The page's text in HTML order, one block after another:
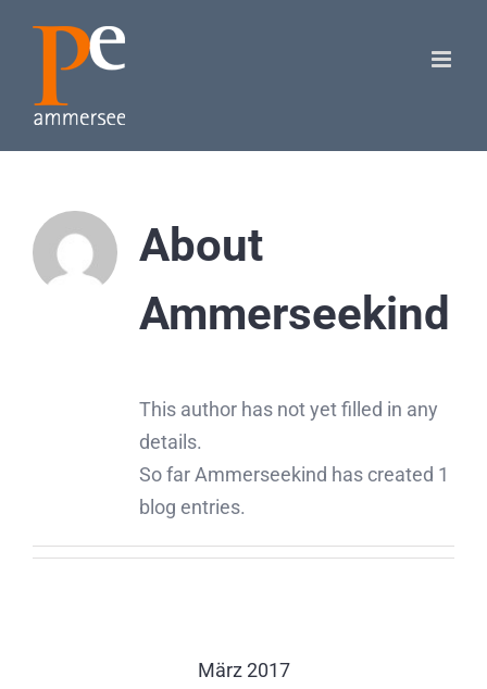
About
Ammerseekind
This author has not yet filled in any
details.
So far Ammerseekind has created 1
blog entries.
März 2017